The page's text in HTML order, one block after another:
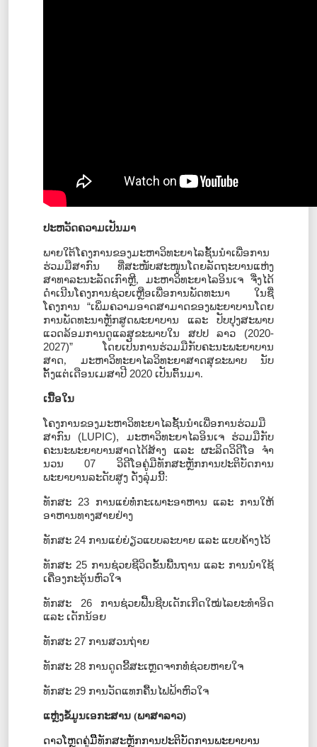
ປະຫວັດຄວາມເປັນມາ
ພາຍໃຕ້ໂຄງການຂອງມະຫາວິທະຍາໄລຊັ້ນນໍາເພື່ອການ
ຮ່ວມມືສາກົນ ທີ່ສະໜັບສະໜູນໂດຍລັດຖະບານແຫ່ງ
ສາທາລະນະລັດເກົາຫຼີ, ມະຫາວິທະຍາໄລອິນເຈ ຈື່ງໄດ້
ດຳເນີນໂຄງການຊ່ວຍເຫຼືອເພື່ອການພັດທະນາ ໃນຊື່
ໂຄງການ
“ເພິ່ມຄວາມອາດສາມາດຂອງພະຍາບານໂດຍ
ການພັດທະນາຫຼັກສູດພະຍາບານ ແລະ ປັບປຸງສະພາບ
ແວດລ້ອມການດູແລສຸຂະພາບໃນ ສປປ ລາວ
(2020-
2027)”
ໂດຍເປັນການຮ່ວມມືກັບຄະນະພະຍາບານ
ສາດ, ມະຫາວິທະຍາໄລວິທະຍາສາດສຸຂະພາບ ນັບ
ຕັ້ງແຕ່ເດືອນເມສາປີ 2020 ເປັນຕົ້ນມາ.
ເນື້ອໃນ
ໂຄງການຂອງມະຫາວິທະຍາໄລຊັ້ນນໍາເພື່ອການຮ່ວມມື
ສາກົນ
(LUPIC),
ມະຫາວິທະຍາໄລອິນເຈ ຮ່ວມມືກັບ
ຄະນະພະຍາບານສາດໄດ້ສ້າງ ແລະ ຜະລິດວິດີໂອ ຈໍາ
ນວນ 07 ວິດີໂອຄູ່ມືທັກສະຫຼັກການປະຕິບັດການ
ພະຍາບານລະດັບສູງ ດັ່ງລຸ່ມນີ້:
ທັກສະ 23ການແຍ່ທໍ່ກະເພາະອາຫານ ແລະ ການໃຫ້
ອາຫານທາງສາຍຢ່າງ
ທັກສະ 24 ການແຍ່ຍ່ຽວແບບລະບາຍ ແລະ ແບບຄ້າງໄວ້
ທັກສະ 25 ການຊ່ວຍຊີວິດຂັ້ນພື້ນຖານ ແລະ ການນໍາໃຊ້
ເຄື່ອງກະຕຸ້ນຫົວໃຈ
ທັກສະ 26 ການຊ່ວຍຟື້ນຊີບເດັກເກີດໃໝ່ໄລຍະທໍາອິດ
ແລະ ເດັກນ້ອຍ
ທັກສະ 27 ການສວນຖ່າຍ
ທັກສະ 28 ການດູດຂີ້ສະເຫຼດຈາກທໍ່ຊ່ວຍຫາຍໃຈ
ທັກສະ 29 ການວັດແທກຄື້ນໄຟຟ້າຫົວໃຈ
ແຫຼ່ງຂໍ້ມູນເອກະສານ (ພາສາລາວ)
ດາວໂຫຼດຄູ່ມືືືທັກສະຫຼັກການປະຕິບັດການພະຍາບານ